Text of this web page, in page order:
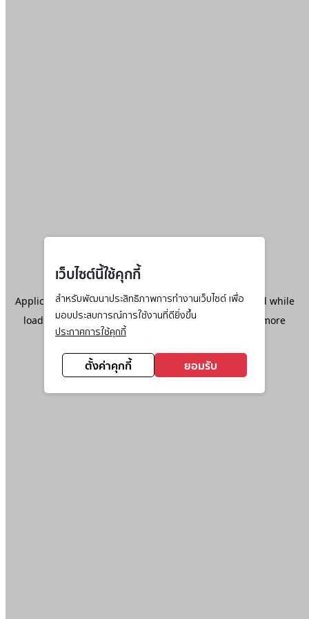
เว็บไซต์นี้ใช้คุกกี้
สำหรับพัฒนาประสิทธิภาพการทำงานเว็บไซต์ เพื่อ
มอบประสบการณ์การใช้งานที่ดียิ่งขึ้น
ประกาศการใช้คุกกี้
ตั้งค่าคุกกี้ ยอมรับ
Application error: aclient-side exception has occurred while
loadingwww.ktc.co.th(see the browser console
for more
information).